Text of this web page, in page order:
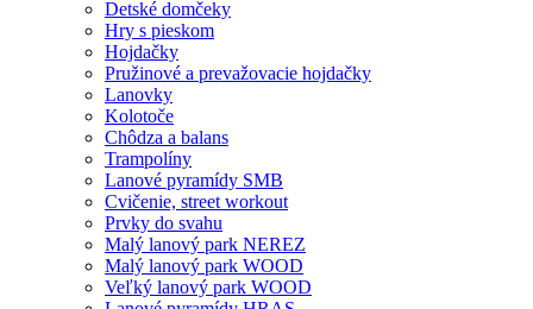
Detské domčeky
Hry s pieskom
Hojdačky
Pružinové a prevažovacie hojdačky
Lanovky
Kolotoče
Chôdza a balans
Trampolíny
Lanové pyramídy SMB
Cvičenie, street workout
Prvky do svahu
Malý lanový park NEREZ
Malý lanový park WOOD
Veľký lanový park WOOD